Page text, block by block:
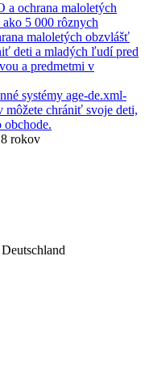
a ochrana maloletých
5 000 rôznych
maloletých obzvlášť
deti a mladých ľudí pred
a predmetmi v
systémy age-de.xml-
chrániť svoje deti,
obchode.
rokov